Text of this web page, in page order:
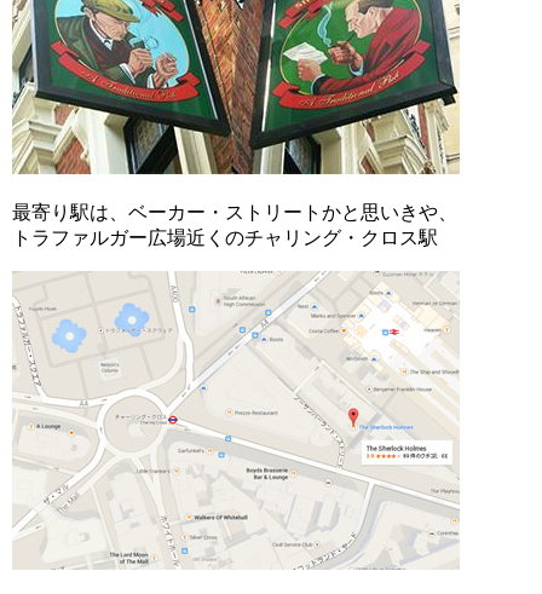
最寄り駅は、ベーカー・ストリートかと思いきや、
トラファルガー広場近くのチャリング・クロス駅